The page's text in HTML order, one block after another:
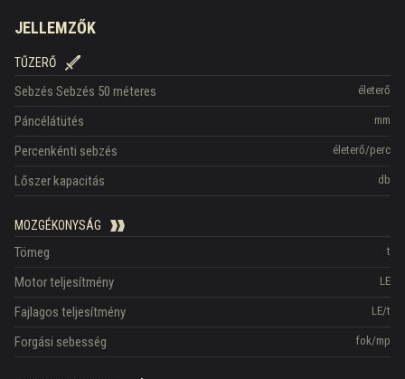
JELLEMZŐK
TŰZERŐ
életerő
Sebzés Sebzés 50 méteres
mm
Páncélátütés
életerő/perc
Percenkénti sebzés
db
Lőszer kapacitás
MOZGÉKONYSÁG
t
Tömeg
LE
Motor teljesítmény
LE/t
Fajlagos teljesítmény
fok/mp
Forgási sebesség